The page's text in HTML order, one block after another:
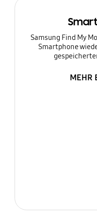
Samsung Find My
Smartphone
MEHR